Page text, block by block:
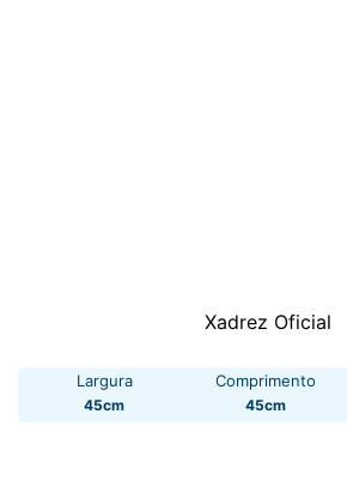
Xadrez Oficial
Largura
45cm
Comprimento
45cm